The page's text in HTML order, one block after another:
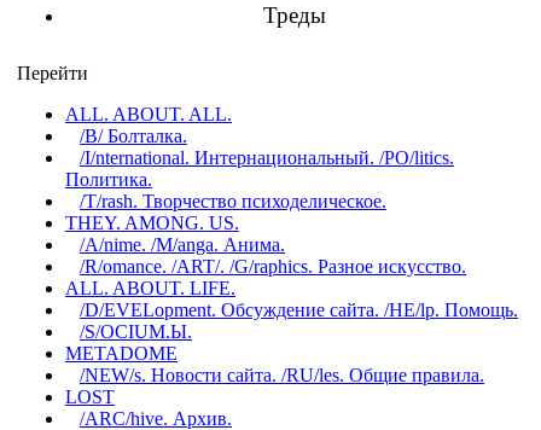
Треды
Перейти
ALL. ABOUT. ALL.
/B/ Болталка.
/I/nternational. Интернациональный. /PO/litics.
Политика.
/T/rash. Творчество психоделическое.
THEY. AMONG. US.
/A/nime. /M/anga. Анима.
/R/omance. /ART/. /G/raphics. Разное искусство.
ALL. ABOUT. LIFE.
/D/EVELopment. Обсуждение сайта. /HE/lp. Помощь.
/S/OCIUM.Ы.
METADOME
/NEW/s. Новости сайта. /RU/les. Общие правила.
LOST
/ARC/hive. Архив.